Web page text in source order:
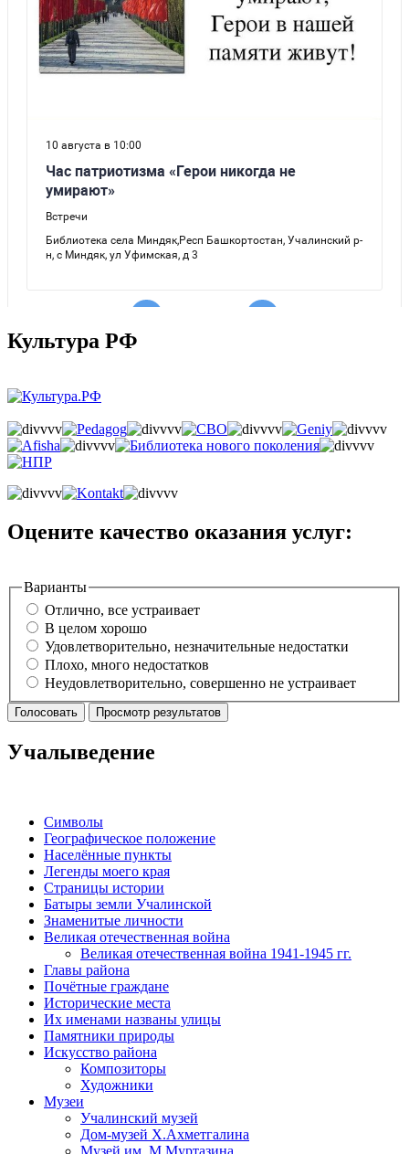
Культура РФ
Оцените качество оказания услуг:
Варианты
Отлично, все устраивает
В целом хорошо
Удовлетворительно, незначительные недостатки
Плохо, много недостатков
Неудовлетворительно, совершенно не устраивает
Учалыведение
Символы
Географическое положение
Населённые пункты
Легенды моего края
Страницы истории
Батыры земли Учалинской
Знаменитые личности
Великая отечественная война
Великая отечественная война 1941-1945 гг.
Главы района
Почётные граждане
Исторические места
Их именами названы улицы
Памятники природы
Искусство района
Композиторы
Художники
Музеи
Учалинский музей
Дом-музей Х.Ахметгалина
Музей им. М.Муртазина